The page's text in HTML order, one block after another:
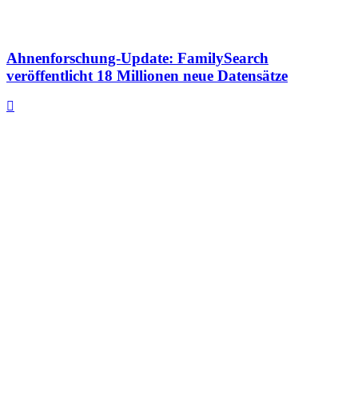
Ahnenforschung-Update: FamilySearch
veröffentlicht 18 Millionen neue Datensätze